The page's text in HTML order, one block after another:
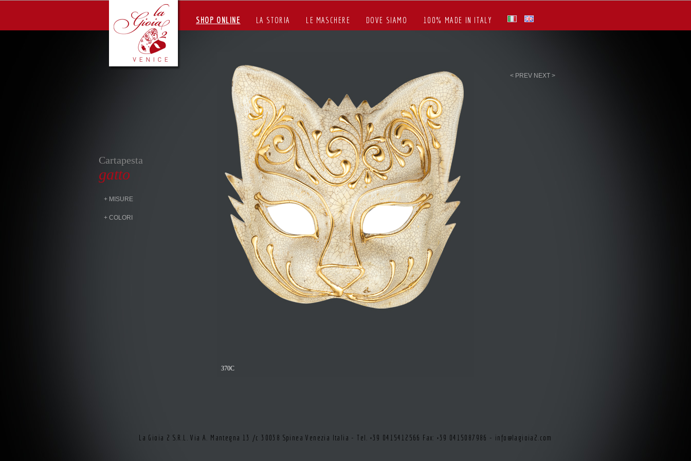
SHOP ONLINE LA STORIA LE MASCHERE DOVE SIAMO 100% MADE IN ITALY
< PREV NEXT >
Cartapesta
gatto
+ MISURE
+ COLORI
370C
La Gioia 2 S.R.L. Via A. Mantegna 13 /c 30038 Spinea Venezia Italia - Tel. +39 0415412566 Fax: +39 0415087986 - info@lagioia2.com